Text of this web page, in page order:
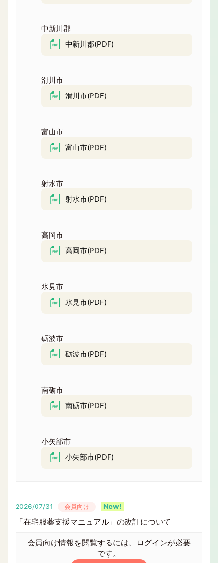
中新川郡
中新川郡(PDF)
滑川市
滑川市(PDF)
富山市
富山市(PDF)
射水市
射水市(PDF)
高岡市
高岡市(PDF)
氷見市
氷見市(PDF)
砺波市
砺波市(PDF)
南砺市
南砺市(PDF)
小矢部市
小矢部市(PDF)
2026/07/31 会員向け
「在宅服薬支援マニュアル」の改訂について
会員向け情報を閲覧するには、ログインが必要
です。